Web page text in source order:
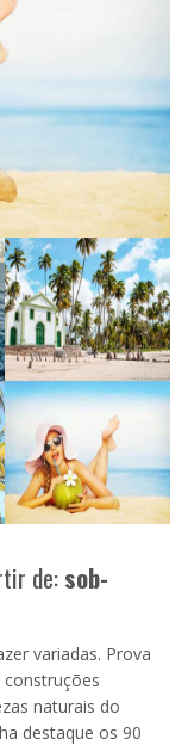
de:sob-
variadas. Prova
naturais do
destaque os 90